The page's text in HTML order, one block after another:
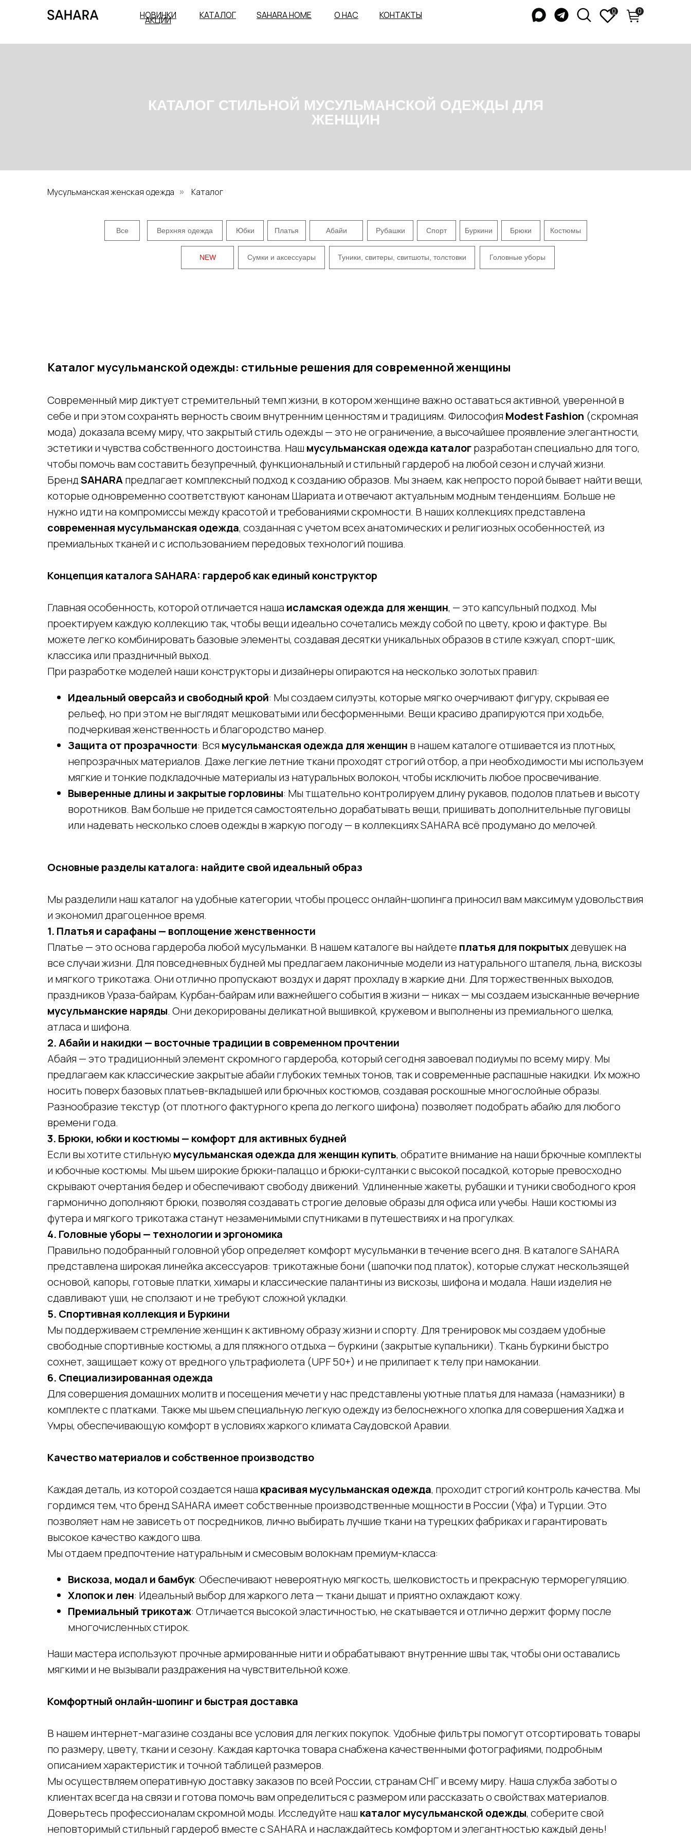
КАТАЛОГ
НОВИНКИ
АКЦИИ КОНТАКТЫ
О НАС
SAHARA HOME 0
0
КАТАЛОГ СТИЛЬНОЙ МУСУЛЬМАНСКОЙ ОДЕЖДЫ ДЛЯ
ЖЕНЩИН
Мусульманская женская одежда » Каталог
Все
Головные уборы
Спорт
Верхняя одежда Буркини
Сумки и аксессуары
Юбки Платья Абайи Рубашки Брюки
Туники, свитеры, свитшоты, толстовки
Костюмы
NEW
Каталог мусульманской одежды: стильные решения для современной женщины
Современный мир диктует стремительный темп жизни, в котором женщине важно оставаться активной, уверенной в
себе и при этом сохранять верность своим внутренним ценностям и традициям. Философия Modest Fashion (скромная
мода) доказала всему миру, что закрытый стиль одежды — это не ограничение, а высочайшее проявление элегантности,
эстетики и чувства собственного достоинства. Наш мусульманская одежда каталогразработан специально для того,
чтобы помочь вам составить безупречный, функциональный и стильный гардероб на любой сезон и случай жизни.
БрендSAHARAпредлагает комплексный подход к созданию образов. Мы знаем, как непросто порой бывает найти вещи,
которые одновременно соответствуют канонам Шариата и отвечают актуальным модным тенденциям. Больше не
нужно идти на компромиссы между красотой и требованиями скромности. В наших коллекциях представлена
современная мусульманская одежда, созданная с учетом всех анатомических и религиозных особенностей, из
премиальных тканей и с использованием передовых технологий пошива.
Концепция каталога SAHARA: гардероб как единый конструктор
Главная особенность, которой отличается наша исламская одежда для женщин, — это капсульный подход. Мы
проектируем каждую коллекцию так, чтобы вещи идеально сочетались между собой по цвету, крою и фактуре. Вы
можете легко комбинировать базовые элементы, создавая десятки уникальных образов в стиле кэжуал, спорт-шик,
классика или праздничный выход.
При разработке моделей наши конструкторы и дизайнеры опираются на несколько золотых правил:
Идеальный оверсайз и свободный крой: Мы создаем силуэты, которые мягко очерчивают фигуру, скрывая ее
рельеф, но при этом не выглядят мешковатыми или бесформенными. Вещи красиво драпируются при ходьбе,
подчеркивая женственность и благородство манер.
Защита от прозрачности: Вся мусульманская одежда для женщин в нашем каталоге отшивается из плотных,
непрозрачных материалов. Даже легкие летние ткани проходят строгий отбор, а при необходимости мы используем
мягкие и тонкие подкладочные материалы из натуральных волокон, чтобы исключить любое просвечивание.
Выверенные длины и закрытые горловины: Мы тщательно контролируем длину рукавов, подолов платьев и высоту
воротников. Вам больше не придется самостоятельно дорабатывать вещи, пришивать дополнительные пуговицы
или надевать несколько слоев одежды в жаркую погоду — в коллекциях SAHARA всё продумано до мелочей.
Основные разделы каталога: найдите свой идеальный образ
Мы разделили наш каталог на удобные категории, чтобы процесс онлайн-шопинга приносил вам максимум удовольствия
и экономил драгоценное время.
1. Платья и сарафаны — воплощение женственности
Платье — это основа гардероба любой мусульманки. В нашем каталоге вы найдете платья для покрытыхдевушек на
все случаи жизни. Для повседневных будней мы предлагаем лаконичные модели из натурального штапеля, льна, вискозы
и мягкого трикотажа. Они отлично пропускают воздух и дарят прохладу в жаркие дни. Для торжественных выходов,
праздников Ураза-байрам, Курбан-байрам или важнейшего события в жизни — никах — мы создаем изысканные вечерние
мусульманские наряды. Они декорированы деликатной вышивкой, кружевом и выполнены из премиального шелка,
атласа и шифона.
2. Абайи и накидки — восточные традиции в современном прочтении
Абайя — это традиционный элемент скромного гардероба, который сегодня завоевал подиумы по всему миру. Мы
предлагаем как классические закрытые абайи глубоких темных тонов, так и современные распашные накидки. Их можно
носить поверх базовых платьев-вкладышей или брючных костюмов, создавая роскошные многослойные образы.
Разнообразие текстур (от плотного фактурного крепа до легкого шифона) позволяет подобрать абайю для любого
времени года.
3. Брюки, юбки и костюмы — комфорт для активных будней
Если вы хотите стильную мусульманская одежда для женщин купить, обратите внимание на наши брючные комплекты
и юбочные костюмы. Мы шьем широкие брюки-палаццо и брюки-султанки с высокой посадкой, которые превосходно
скрывают очертания бедер и обеспечивают свободу движений. Удлиненные жакеты, рубашки и туники свободного кроя
гармонично дополняют брюки, позволяя создавать строгие деловые образы для офиса или учебы. Наши костюмы из
футера и мягкого трикотажа станут незаменимыми спутниками в путешествиях и на прогулках.
4. Головные уборы — технологии и эргономика
Правильно подобранный головной убор определяет комфорт мусульманки в течение всего дня. В каталоге SAHARA
представлена широкая линейка аксессуаров: трикотажные бони (шапочки под платок), которые служат нескользящей
основой, капоры, готовые платки, химары и классические палантины из вискозы, шифона и модала. Наши изделия не
сдавливают уши, не сползают и не требуют сложной укладки.
5. Спортивная коллекция и Буркини
Мы поддерживаем стремление женщин к активному образу жизни и спорту. Для тренировок мы создаем удобные
свободные спортивные костюмы, а для пляжного отдыха — буркини (закрытые купальники). Ткань буркини быстро
сохнет, защищает кожу от вредного ультрафиолета (UPF 50+) и не прилипает к телу при намокании.
6. Специализированная одежда
Для совершения домашних молитв и посещения мечети у нас представлены уютные платья для намаза (намазники) в
комплекте с платками. Также мы шьем специальную легкую одежду из белоснежного хлопка для совершения Хаджа и
Умры, обеспечивающую комфорт в условиях жаркого климата Саудовской Аравии.
Качество материалов и собственное производство
Каждая деталь, из которой создается наша красивая мусульманская одежда, проходит строгий контроль качества. Мы
гордимся тем, что бренд SAHARA имеет собственные производственные мощности в России (Уфа) и Турции. Это
позволяет нам не зависеть от посредников, лично выбирать лучшие ткани на турецких фабриках и гарантировать
высокое качество каждого шва.
Мы отдаем предпочтение натуральным и смесовым волокнам премиум-класса:
Вискоза, модал и бамбук: Обеспечивают невероятную мягкость, шелковистость и прекрасную терморегуляцию.
Хлопок и лен: Идеальный выбор для жаркого лета — ткани дышат и приятно охлаждают кожу.
Премиальный трикотаж: Отличается высокой эластичностью, не скатывается и отлично держит форму после
многочисленных стирок.
Наши мастера используют прочные армированные нити и обрабатывают внутренние швы так, чтобы они оставались
мягкими и не вызывали раздражения на чувствительной коже.
Комфортный онлайн-шопинг и быстрая доставка
В нашем интернет-магазине созданы все условия для легких покупок. Удобные фильтры помогут отсортировать товары
по размеру, цвету, ткани и сезону. Каждая карточка товара снабжена качественными фотографиями, подробным
описанием характеристик и точной таблицей размеров.
Мы осуществляем оперативную доставку заказов по всей России, странам СНГ и всему миру. Наша служба заботы о
клиентах всегда на связи и готова помочь вам определиться с размером или рассказать о свойствах материалов.
Доверьтесь профессионалам скромной моды. Исследуйте наш каталог мусульманской одежды, соберите свой
неповторимый стильный гардероб вместе с SAHARA и наслаждайтесь комфортом и элегантностью каждый день!
Оставайтесь на связи Покупателям
Рассрочка shookru
О компании